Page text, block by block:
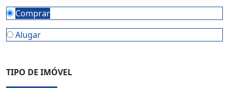
Comprar
Alugar
TIPO DE IMÓVEL